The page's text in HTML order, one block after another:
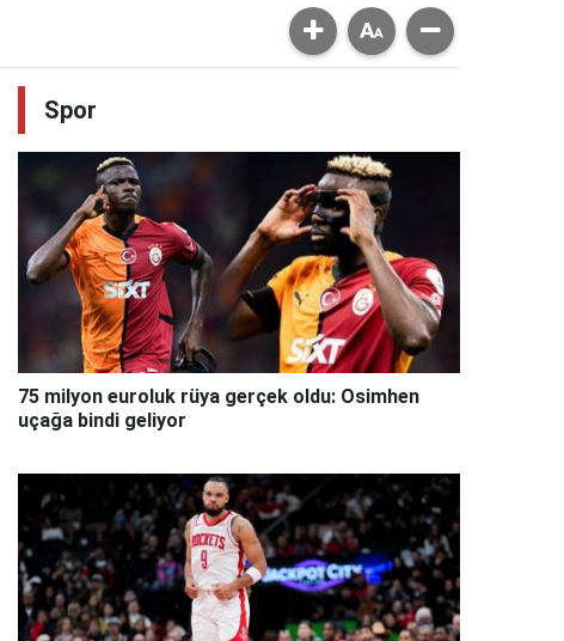
Spor
75 milyon euroluk rüya gerçek oldu: Osimhen
uçağa bindi geliyor